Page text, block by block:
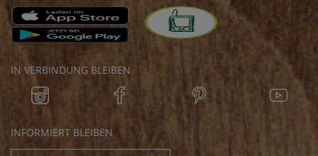
IN VERBINDUNG BLEIBEN
INFORMIERT BLEIBEN